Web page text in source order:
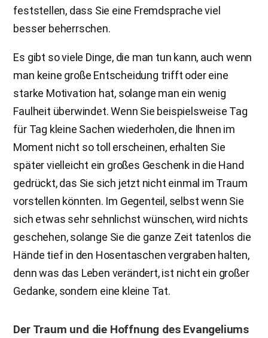
feststellen, dass Sie eine Fremdsprache viel
besser beherrschen.
Es gibt so viele Dinge, die man tun kann, auch wenn
man keine große Entscheidung trifft oder eine
starke Motivation hat, solange man ein wenig
Faulheit überwindet. Wenn Sie beispielsweise Tag
für Tag kleine Sachen wiederholen, die Ihnen im
Moment nicht so toll erscheinen, erhalten Sie
später vielleicht ein großes Geschenk in die Hand
gedrückt, das Sie sich jetzt nicht einmal im Traum
vorstellen könnten. Im Gegenteil, selbst wenn Sie
sich etwas sehr sehnlichst wünschen, wird nichts
geschehen, solange Sie die ganze Zeit tatenlos die
Hände tief in den Hosentaschen vergraben halten,
denn was das Leben verändert, ist nicht ein großer
Gedanke, sondern eine kleine Tat.
Der Traum und die Hoffnung des Evangeliums